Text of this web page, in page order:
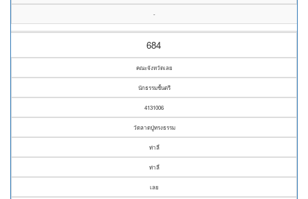
-
684
คณะจังหวัดเลย
นักธรรมชั้นตรี
4131006
วัดลาดปู่ทรงธรรม
ท่าลี่
ท่าลี่
เลย